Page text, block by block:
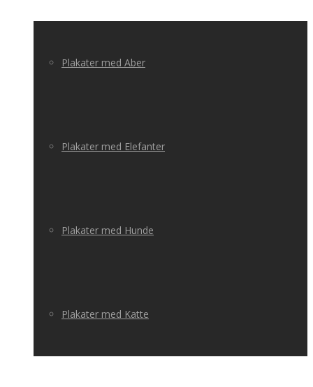
Plakater med Aber
Plakater med Elefanter
Plakater med Hunde
Plakater med Katte